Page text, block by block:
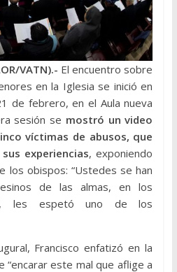
VATN).- El encuentro sobre
en la Iglesia se inició en
de febrero, en el Aula nueva
sesión se mostró un video
víctimas de abusos, que
experiencias, exponiendo
los obispos: “Ustedes se han
de las almas, en los
les espetó uno de los
Francisco enfatizó en la
“encarar este mal que aflige a